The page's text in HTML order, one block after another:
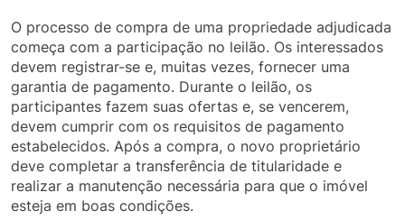
O processo de compra de uma propriedade adjudicada
começa com a participação no leilão. Os interessados
devem registrar-se e, muitas vezes, fornecer uma
garantia de pagamento. Durante o leilão, os
participantes fazem suas ofertas e, se vencerem,
devem cumprir com os requisitos de pagamento
estabelecidos. Após a compra, o novo proprietário
deve completar a transferência de titularidade e
realizar a manutenção necessária para que o imóvel
esteja em boas condições.